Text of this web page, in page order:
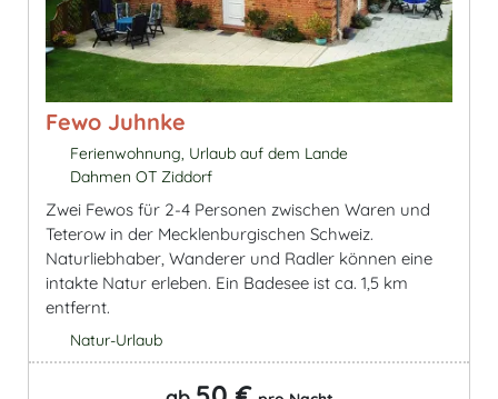
Fewo Juhnke
Ferienwohnung, Urlaub auf dem Lande
Dahmen OT Ziddorf
Zwei Fewos für 2-4 Personen zwischen Waren und
Teterow in der Mecklenburgischen Schweiz.
Naturliebhaber, Wanderer und Radler können eine
intakte Natur erleben. Ein Badesee ist ca. 1,5 km
entfernt.
Natur-Urlaub